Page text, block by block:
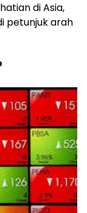
di Asia,
petunjuk arah